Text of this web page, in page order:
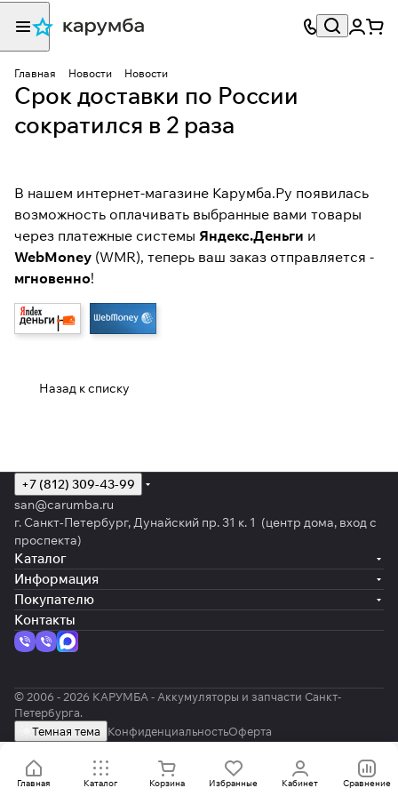
Главная Новости Новости
Срок доставки по России
сократился в 2 раза
В нашем интернет-магазине Карумба.Ру появилась
возможность оплачивать выбранные вами товары
через платежные системы Яндекс.Деньги и
WebMoney (WMR), теперь ваш заказ отправляется -
мгновенно!
Назад к списку
Главная Каталог Корзина Избранные Кабинет Сравнение
+7 (812) 309-43-99
san@carumba.ru
г. Санкт-Петербург, Дунайский пр. 31 к. 1 (центр дома, вход с
проспекта)
Каталог
Информация
Покупателю
Контакты
© 2006 - 2026 КАРУМБА - Аккумуляторы и запчасти Санкт-
Петербурга.
Темная тема
КонфиденциальностьОферта